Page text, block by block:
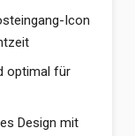
Icon
optimal für
Design mit